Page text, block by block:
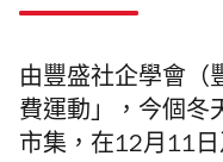
由豐盛社企學會（
費運動」，今個冬
市集 ，在12月11